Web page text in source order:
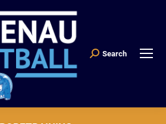
Search:
Search